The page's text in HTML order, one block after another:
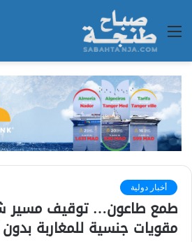
القائمة
أخبار دولية
طمع طاعون… توقيف مسير
مقويات جنسية للمغاربة